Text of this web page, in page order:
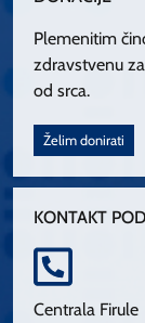
Plemenitim
zdravstvenu
od srca.
Želim donirati
KONTAKT
Centrala Firule